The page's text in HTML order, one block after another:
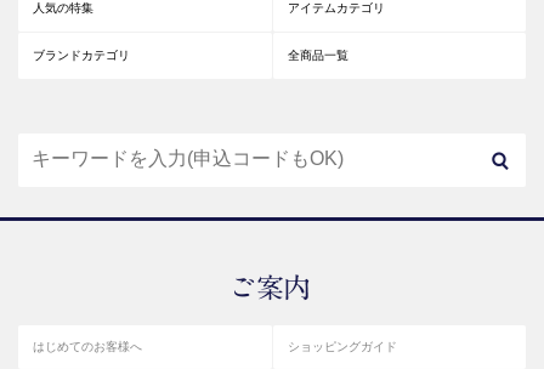
人気の特集 アイテムカテゴリ
ブランドカテゴリ 全商品一覧
はじめてのお客様へ ショッピングガイド